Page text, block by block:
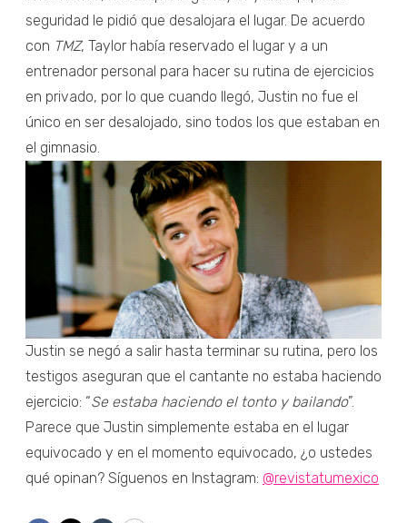
seguridad le pidió que desalojara el lugar. De acuerdo
con TMZ, Taylor había reservado el lugar y a un
entrenador personal para hacer su rutina de ejercicios
en privado, por lo que cuando llegó, Justin no fue el
único en ser desalojado, sino todos los que estaban en
el gimnasio.
Justin se negó a salir hasta terminar su rutina, pero los
testigos aseguran que el cantante no estaba haciendo
ejercicio: “Se estaba haciendo el tonto y bailando”.
Parece que Justin simplemente estaba en el lugar
equivocado y en el momento equivocado, ¿o ustedes
qué opinan? Síguenos en Instagram: @revistatumexico